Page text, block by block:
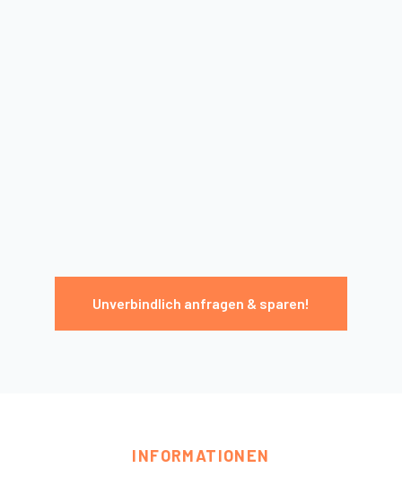
Unverbindlich anfragen & sparen!
INFORMATIONEN